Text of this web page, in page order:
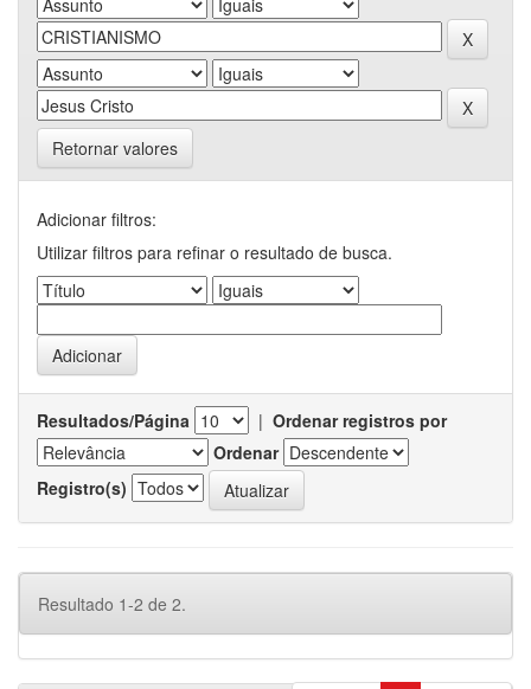
Retornar valores
Adicionar filtros:
Utilizar filtros para refinar o resultado de busca.
Resultados/Página | Ordenar registros por
Ordenar
Registro(s)
Resultado 1-2 de 2.